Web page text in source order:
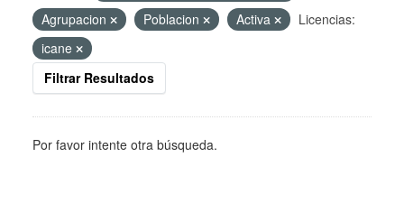
Agrupacion
Poblacion Activa
Licencias:
icane
Filtrar Resultados
Por favor intente otra búsqueda.